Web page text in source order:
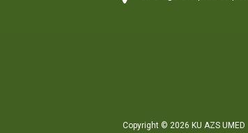
Copyright © 2026 KU AZS UMED